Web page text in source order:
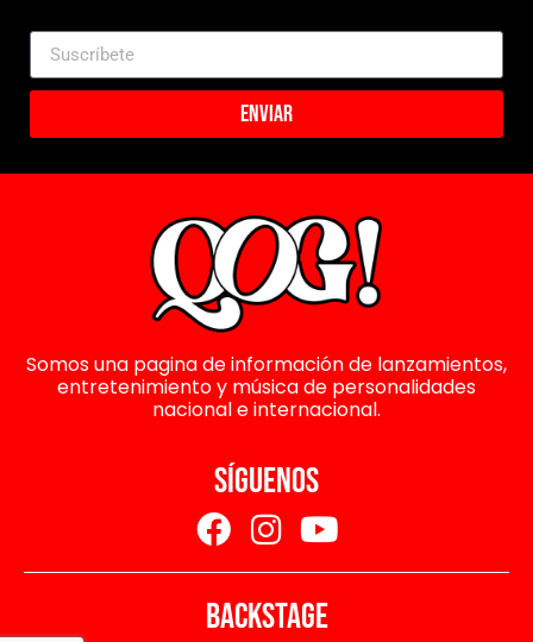
Enviar
Somos una pagina de información de lanzamientos,
entretenimiento y música de personalidades
nacional e internacional.
SÍGUENOS
BACKSTAGE